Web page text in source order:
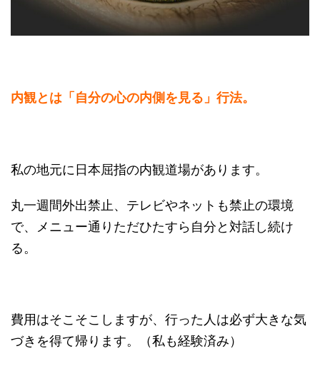
内観とは「自分の心の内側を見る」行法。
私の地元に日本屈指の内観道場があります。
丸一週間外出禁止、テレビやネットも禁止の環境
で、メニュー通りただひたすら自分と対話し続け
る。
費用はそこそこしますが、行った人は必ず大きな気
づきを得て帰ります。（私も経験済み）